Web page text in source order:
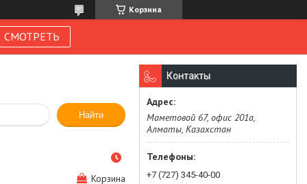
Корзина
СМОТРЕТЬ
Найти
Корзина
Контакты
Маметовой 67, офис 201а,
Алматы, Казахстан
+7 (727) 345-40-00